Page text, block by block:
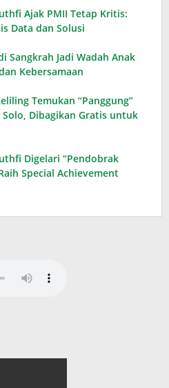
Ajak PMII Tetap Kritis:
Data dan Solusi
Sangkrah Jadi Wadah Anak
Kebersamaan
Temukan “Panggung”
Solo, Dibagikan Gratis untuk
Digelari “Pendobrak
Special Achievement